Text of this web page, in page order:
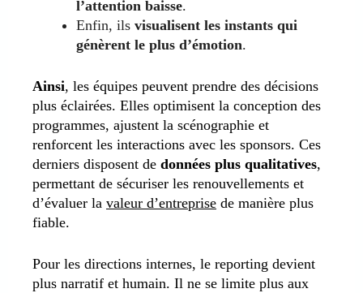
l’attention baisse.
Enfin, ils visualisent les instants qui
génèrent le plus d’émotion.
Ainsi, les équipes peuvent prendre des décisions
plus éclairées. Elles optimisent la conception des
programmes, ajustent la scénographie et
renforcent les interactions avec les sponsors. Ces
derniers disposent de données plus qualitatives,
permettant de sécuriser les renouvellements et
d’évaluer la valeur d’entreprise de manière plus
fiable.
Pour les directions internes, le reporting devient
plus narratif et humain. Il ne se limite plus aux